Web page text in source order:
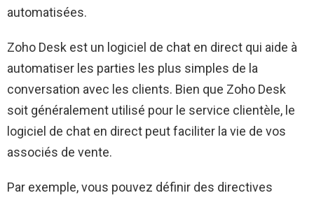
automatisées.
Zoho Desk est un logiciel de chat en direct qui aide à
automatiser les parties les plus simples de la
conversation avec les clients. Bien que Zoho Desk
soit généralement utilisé pour le service clientèle, le
logiciel de chat en direct peut faciliter la vie de vos
associés de vente.
Par exemple, vous pouvez définir des directives